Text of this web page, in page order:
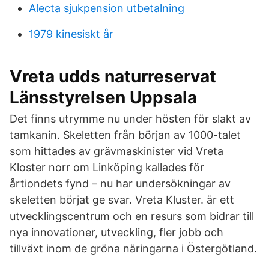
Alecta sjukpension utbetalning
1979 kinesiskt år
Vreta udds naturreservat
Länsstyrelsen Uppsala
Det finns utrymme nu under hösten för slakt av
tamkanin. Skeletten från början av 1000-talet
som hittades av grävmaskinister vid Vreta
Kloster norr om Linköping kallades för
årtiondets fynd – nu har undersökningar av
skeletten börjat ge svar. Vreta Kluster. är ett
utvecklingscentrum och en resurs som bidrar till
nya innovationer, utveckling, fler jobb och
tillväxt inom de gröna näringarna i Östergötland.